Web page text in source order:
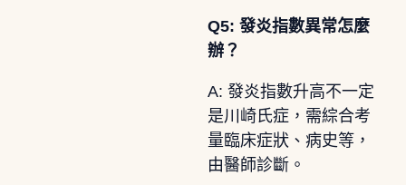
Q5: 發炎指數異常怎麼
辦？
A: 發炎指數升高不一定
是川崎氏症，需綜合考
量臨床症狀、病史等，
由醫師診斷。